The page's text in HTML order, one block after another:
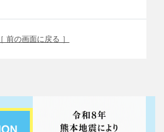
［ 前の画面に戻る ］